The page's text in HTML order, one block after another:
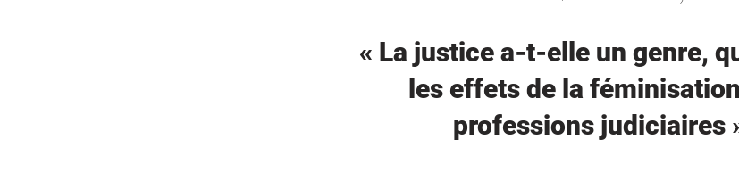
« La justice a-t-elle un genre,
les effets de la
professions judiciaires